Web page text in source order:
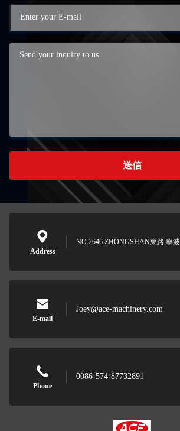
送信
Address
NO.2646 ZHONGSHAN東路,寧波
E-mail
Joey@ace-machinery.com
Phone
0086-574-87732891